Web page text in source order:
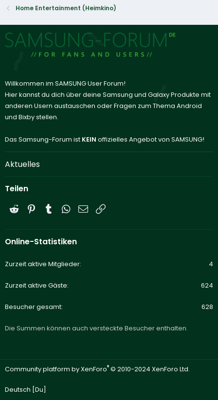
Home Entertainment (Heimkino)
Willkommen im SAMSUNG User Forum!
Hier kannst du dich über deine Samsung und Galaxy Produkte mit
anderen Usern austauschen oder Fragen zum Thema Android
und Bixby stellen.
Das Samsung-Forum ist KEIN offizielles Angebot von SAMSUNG!
Aktuelles
Teilen
Reddit PinterestTumblrWhatsApp
E-Mail
Online-Statistiken
Zurzeit aktive Mitglieder 4
Zurzeit aktive Gäste 624
Besucher gesamt 628
Die Summen können auch versteckte Besucher enthalten.
Community platform by XenForo® © 2010-2024 XenForo Ltd.
Deutsch [Du]